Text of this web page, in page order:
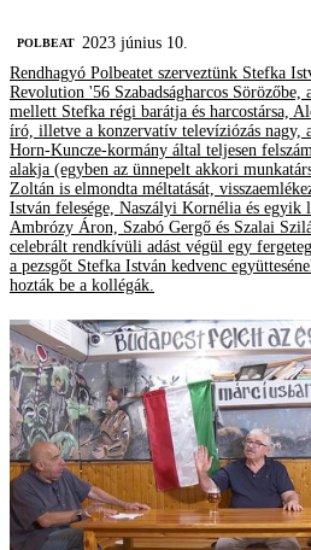
‎POLBEAT 2023 június 10.
Rendhagyó Polbeatet szerveztünk Stefka
Revolution '56 Szabadságharcos Sörözőbe,
mellett Stefka régi barátja és harcostársa,
író, illetve a konzervatív televíziózás nagy,
Horn-Kuncze-kormány által teljesen
alakja (egyben az ünnepelt akkori
Zoltán is elmondta méltatását,
István felesége, Naszályi Kornélia és egyik
Ambrózy Áron, Szabó Gergő és Szalai
celebrált rendkívüli adást végül egy
a pezsgőt Stefka István kedvenc
hozták be a kollégák.